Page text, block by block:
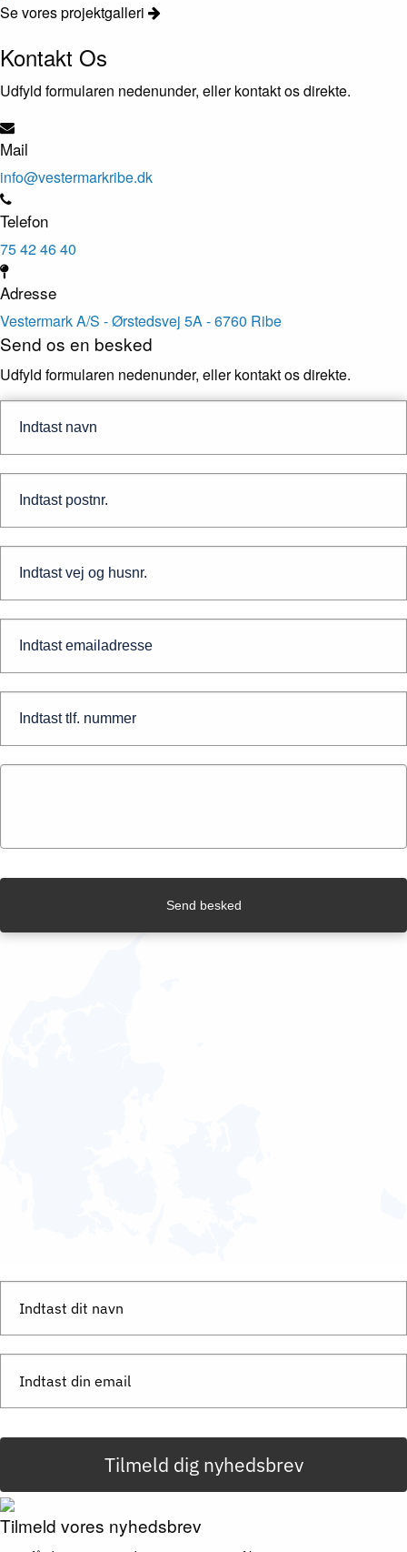
Se vores projektgalleri
Kontakt Os
Udfyld formularen nedenunder, eller kontakt os direkte.
Mail
info@vestermarkribe.dk
Telefon
75 42 46 40
Adresse
Vestermark A/S - Ørstedsvej 5A - 6760 Ribe
Send os en besked
Udfyld formularen nedenunder, eller kontakt os direkte.
Send besked
Tilmeld dig nyhedsbrev
Tilmeld vores nyhedsbrev